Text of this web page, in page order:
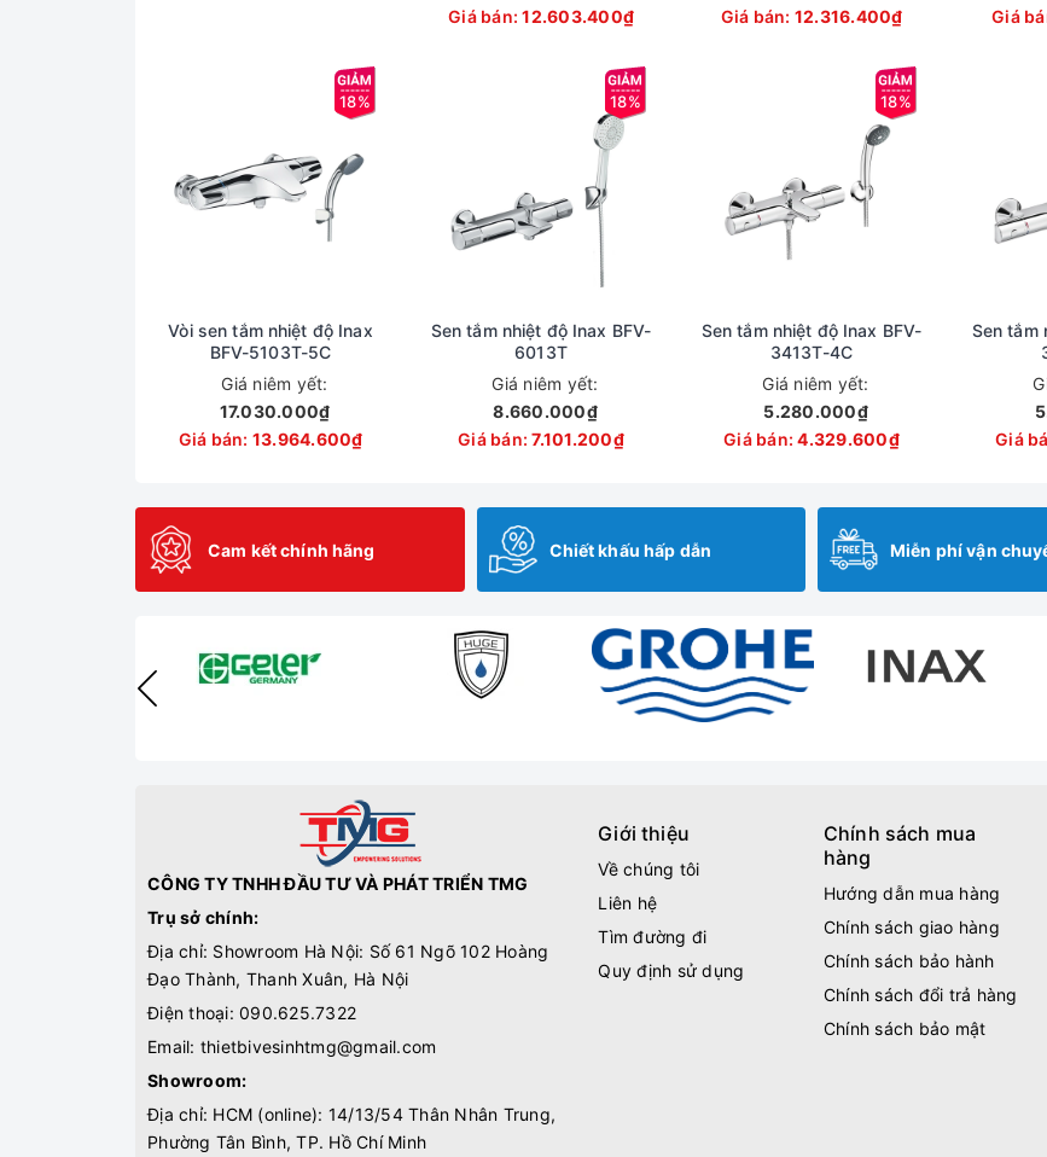
Giá bán:12.603.400₫
Giá bán: 12.316.400₫
Giá
18%
Vòi sen tắm nhiệt độ Inax
BFV-5103T-5C
Giá niêm yết:
17.030.000₫
Giá bán: 13.964.600₫
18%
Sen tắm nhiệt độ Inax BFV-
6013T
Giá niêm yết:
8.660.000₫
Giá bán:7.101.200₫
18%
Sen tắm nhiệt độ Inax BFV-
3413T-4C
Giá niêm yết:
5.280.000₫
Giá bán:4.329.600₫
Sen tắm
Giá
Cam kết chính hãng Chiết khấu hấp dẫn Miễn phí vận
CÔNG TY TNHH ĐẦU TƯ VÀ PHÁT TRIỂN TMG
Trụ sở chính:
Địa chỉ: Showroom Hà Nội: Số 61 Ngõ 102 Hoàng
Đạo Thành, Thanh Xuân, Hà Nội
Điện thoại: 090.625.7322
Email: thietbivesinhtmg@gmail.com
Showroom:
Địa chỉ: HCM (online): 14/13/54 Thân Nhân Trung,
Phường Tân Bình, TP. Hồ Chí Minh
Giới thiệu
Về chúng tôi
Liên hệ
Tìm đường đi
Quy định sử dụng
Chính sách mua
hàng
Hướng dẫn mua hàng
Chính sách giao hàng
Chính sách bảo hành
Chính sách đổi trả hàng
Chính sách bảo mật